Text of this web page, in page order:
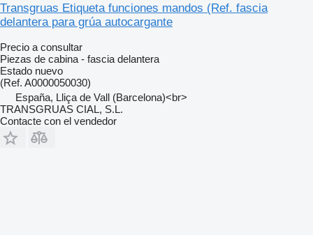
Transgruas Etiqueta funciones mandos (Ref. fascia
delantera para grúa autocargante
Precio a consultar
Piezas de cabina - fascia delantera
Estado nuevo
(Ref. A0000050030)
España, Lliça de Vall (Barcelona)<br>
TRANSGRUAS CIAL, S.L.
Contacte con el vendedor